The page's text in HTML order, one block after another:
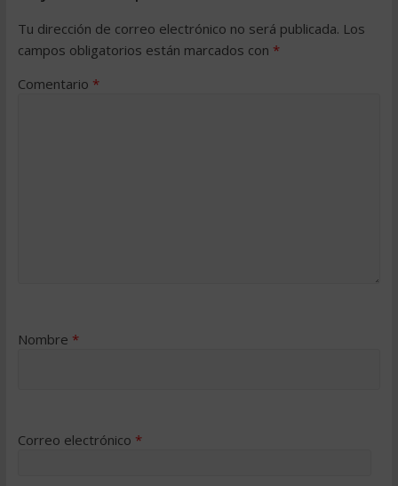
Tu dirección de correo electrónico no será publicada. Los
campos obligatorios están marcados con *
Comentario *
Nombre *
Correo electrónico *